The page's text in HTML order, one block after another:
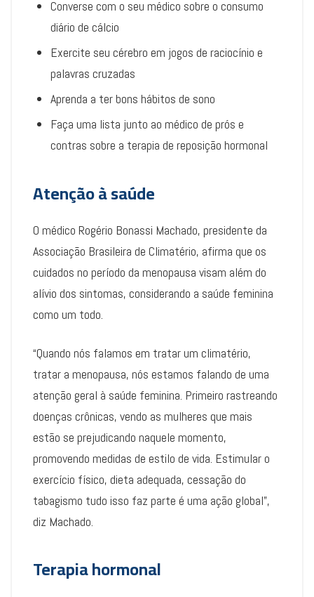
Converse com o seu médico sobre o consumo
diário de cálcio
Exercite seu cérebro em jogos de raciocínio e
palavras cruzadas
Aprenda a ter bons hábitos de sono
Faça uma lista junto ao médico de prós e
contras sobre a terapia de reposição hormonal
Atenção à saúde
O médico Rogério Bonassi Machado, presidente da
Associação Brasileira de Climatério, afirma que os
cuidados no período da menopausa visam além do
alívio dos sintomas, considerando a saúde feminina
como um todo.
“Quando nós falamos em tratar um climatério,
tratar a menopausa, nós estamos falando de uma
atenção geral à saúde feminina. Primeiro rastreando
doenças crônicas, vendo as mulheres que mais
estão se prejudicando naquele momento,
promovendo medidas de estilo de vida. Estimular o
exercício físico, dieta adequada, cessação do
tabagismo tudo isso faz parte é uma ação global”,
diz Machado.
Terapia hormonal